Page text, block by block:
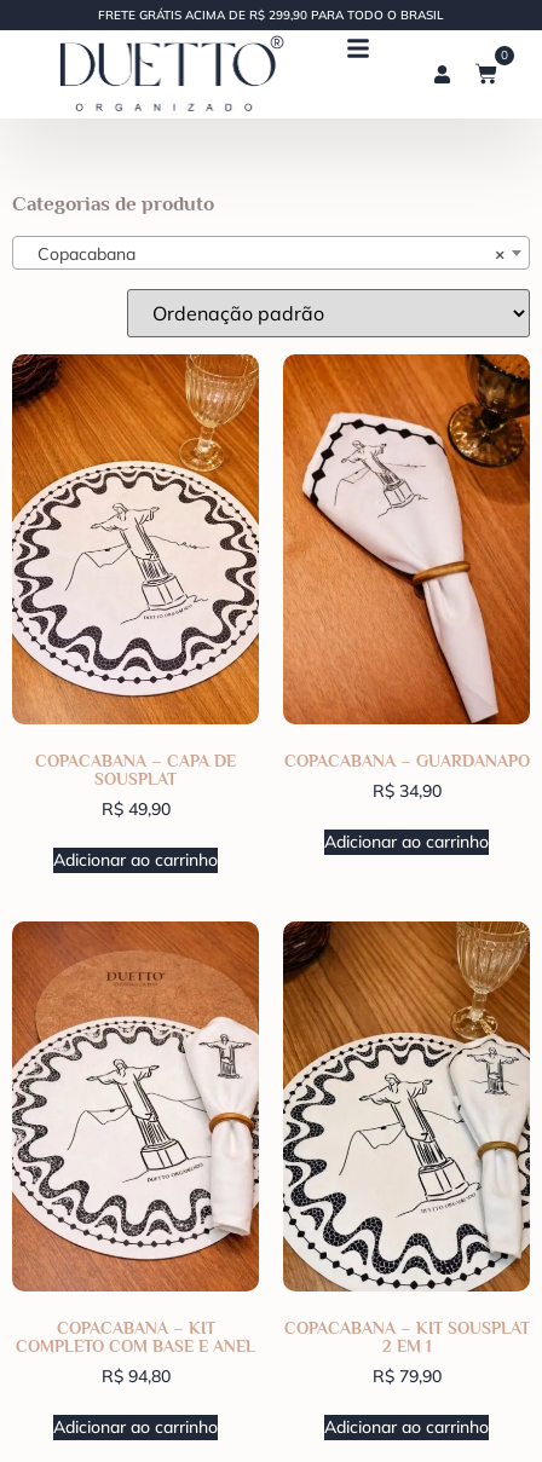
FRETE GRÁTIS ACIMA DE R$ 299,90 PARA TODO O BRASIL
0
Categorias de produto
×
Copacabana
COPACABANA – CAPA DE
SOUSPLAT
R$49,90
Adicionar ao carrinho
COPACABANA – GUARDANAPO
R$34,90
Adicionar ao carrinho
COPACABANA – KIT
COMPLETO COM BASE E ANEL
R$94,80
Adicionar ao carrinho
COPACABANA – KIT SOUSPLAT
2 EM 1
R$79,90
Adicionar ao carrinho